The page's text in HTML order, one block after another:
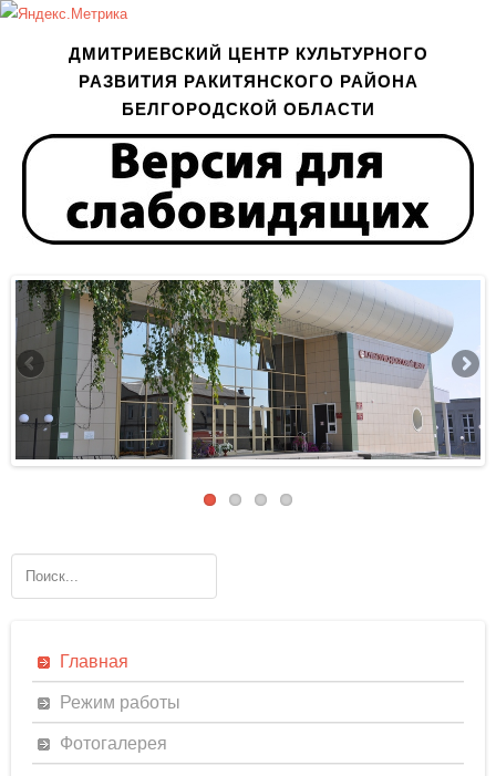
ДМИТРИЕВСКИЙ ЦЕНТР КУЛЬТУРНОГО
РАЗВИТИЯ РАКИТЯНСКОГО РАЙОНА
БЕЛГОРОДСКОЙ ОБЛАСТИ
Главная
Режим работы
Фотогалерея